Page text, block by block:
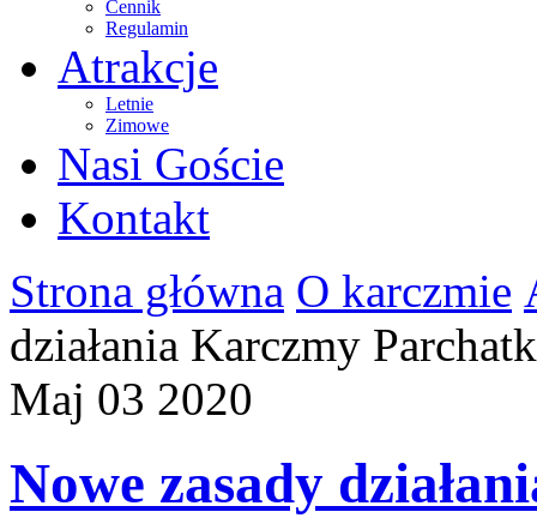
Cennik
Regulamin
Atrakcje
Letnie
Zimowe
Nasi Goście
Kontakt
Strona główna O karczmie
działania Karczmy
Maj 03 2020
Nowe zasady